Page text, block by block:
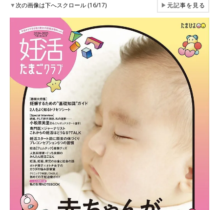
▼次の画像は下へスクロール (16/17) ▶元記事を見る